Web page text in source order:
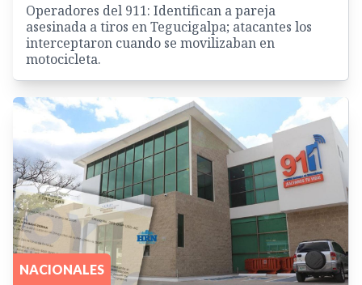
Operadores del 911: Identifican a pareja
asesinada a tiros en Tegucigalpa; atacantes los
interceptaron cuando se movilizaban en
motocicleta.
NACIONALES